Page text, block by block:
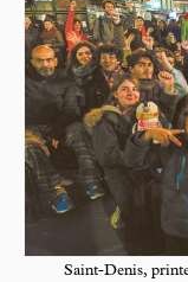
Saint-Denis,